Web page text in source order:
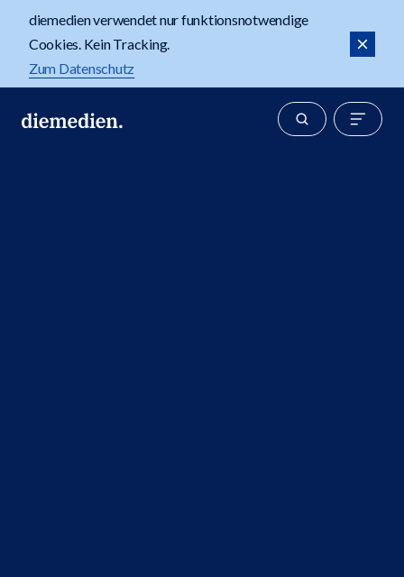
diemedien verwendet nur funktionsnotwendige
Cookies. Kein Tracking.
Zum Datenschutz